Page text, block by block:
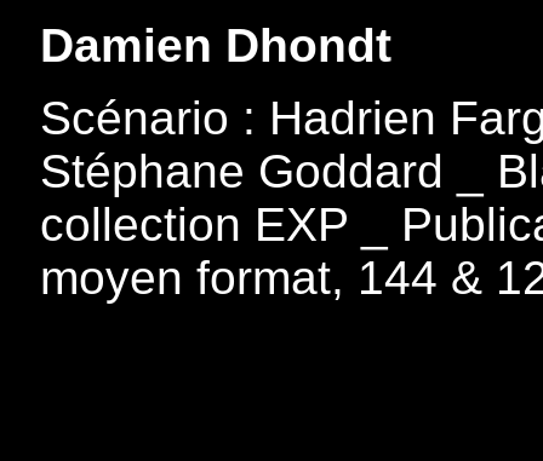
Damien Dhondt
Scénario : Hadrien
Stéphane Goddard _
collection EXP _
moyen format, 144 &